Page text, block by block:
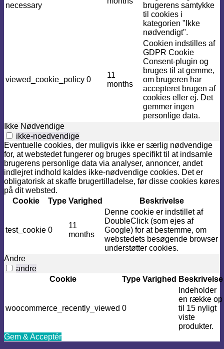
necessary
brugerens samtykke
til cookies i
kategorien "Ikke
nødvendigt".
viewed_cookie_policy 0
11
months
Cookien indstilles af
GDPR Cookie
Consent-plugin og
bruges til at gemme,
om brugeren har
accepteret brugen af ​​
cookies eller ej. Det
gemmer ingen
personlige data.
Ikke Nødvendige
ikke-noedvendige
Eventuelle cookies, der muligvis ikke er særlig nødvendige
for, at webstedet fungerer og bruges specifikt til at indsamle
brugerens personlige data via analyser, annoncer, andet
indlejret indhold kaldes ikke-nødvendige cookies. Det er
obligatorisk at skaffe brugertilladelse, før disse cookies køres
på dit websted.
Cookie
Type Varighed Beskrivelse
test_cookie 0
11
months
Denne cookie er indstillet af
DoubleClick (som ejes af
Google) for at bestemme, om
webstedets besøgende browser
understøtter cookies.
Andre
andre
Cookie
Type Varighed Beskrivelse
woocommerce_recently_viewed 0
Indeholder
en række op
til 15 nyligt
viste
produkter.
Gem & Acceptér